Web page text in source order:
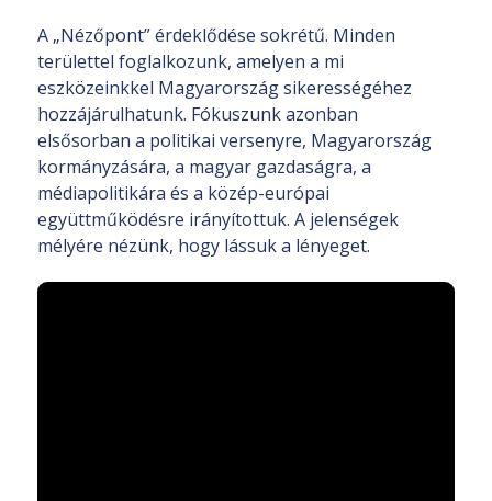
A „Nézőpont” érdeklődése sokrétű. Minden
területtel foglalkozunk, amelyen a mi
eszközeinkkel Magyarország sikerességéhez
hozzájárulhatunk. Fókuszunk azonban
elsősorban a politikai versenyre, Magyarország
kormányzására, a magyar gazdaságra, a
médiapolitikára és a közép-európai
együttműködésre irányítottuk. A jelenségek
mélyére nézünk, hogy lássuk a lényeget.